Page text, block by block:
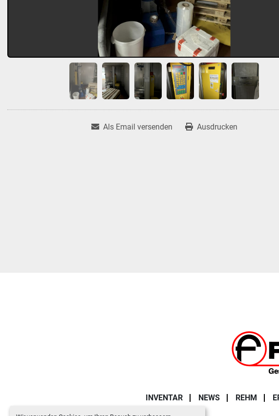
Als Email versenden Ausdrucken
INVENTAR NEWS REHM